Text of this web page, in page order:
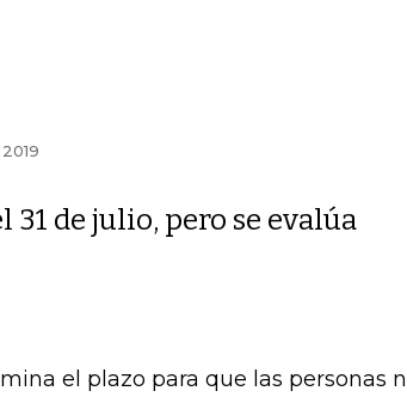
31 de julio, pero se evalúa
el plazo para que las personas